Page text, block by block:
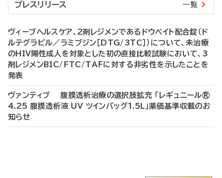
プレスリリース 一覧
ヴィーブヘルスケア、2剤レジメンであるドウベイト配合錠（ド
ルテグラビル／ラミブジン［DTG/3TC］）について、未治療
のHIV陽性成人を対象とした初の直接比較試験において、3
剤レジメンBIC/FTC/TAFに対する非劣性を示したことを
発表
ヴァンティブ 腹膜透析治療の選択肢拡充 「レギュニール®
4.25 腹膜透析液 UV ツインバッグ1.5L」薬価基準収載のお
知らせ